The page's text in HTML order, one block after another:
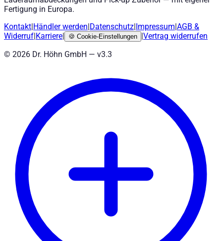
Fertigung in Europa.
Kontakt Händler werden Datenschutz Impressum AGB &
Widerruf Karriere 🍪 Cookie-Einstellungen
Vertrag widerrufen
© 2026 Dr. Höhn GmbH — v3.3